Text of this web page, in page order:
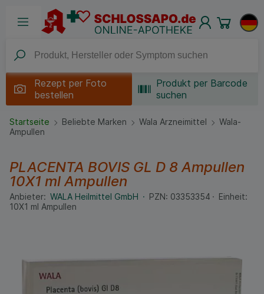
Rezept per Foto
bestellen
Produkt per Barcode
suchen
Startseite Beliebte Marken Wala Arzneimittel
Wala-
Ampullen
PLACENTA BOVIS GL D 8 Ampullen
10X1 mlAmpullen
Anbieter: WALA Heilmittel GmbH PZN: 03353354
Einheit:
10X1 ml Ampullen